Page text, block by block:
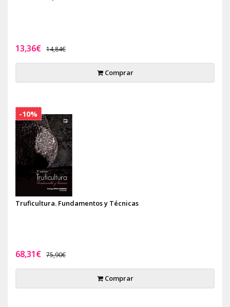
13,36€ 14,84€
Comprar
Truficultura. Fundamentos y Técnicas
68,31€ 75,90€
Comprar
-10%